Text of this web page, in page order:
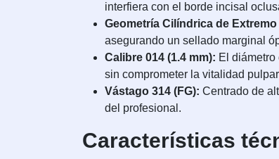
interfiera con el borde incisal
Geometría Cilíndrica de
asegurando un sellado marginal
Calibre 014 (1.4 mm): El
sin comprometer la vitalidad
Vástago 314 (FG): Centrado de
del profesional.
Características